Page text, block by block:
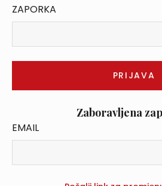
ZAPORKA
Zaboravljena
EMAIL